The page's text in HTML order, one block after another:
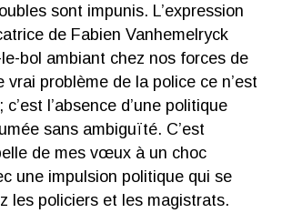
sont impunis. L’expression
de Fabien Vanhemelryck
bol ambiant chez nos forces de
vrai problème de la police ce n’est
l’absence d’une politique
sans ambiguïté. C’est
de mes vœux à un choc
une impulsion politique qui se
les policiers et les magistrats.